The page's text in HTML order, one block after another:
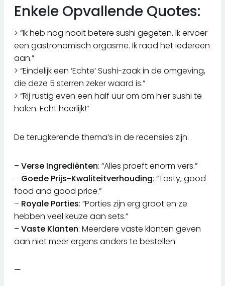
Enkele Opvallende Quotes:
> “Ik heb nog nooit betere sushi gegeten. Ik ervoer
een gastronomisch orgasme. Ik raad het iedereen
aan.”
> “Eindelijk een ‘Echte’ Sushi-zaak in de omgeving,
die deze 5 sterren zeker waard is.”
> “Rij rustig even een half uur om om hier sushi te
halen. Echt heerlijk!”
De terugkerende thema’s in de recensies zijn:
–Verse Ingrediënten: “Alles proeft enorm vers.”
– Goede Prijs-Kwaliteitverhouding: “Tasty, good
food and good price.”
– Royale Porties: “Porties zijn erg groot en ze
hebben veel keuze aan sets.”
–Vaste Klanten: Meerdere vaste klanten geven
aan niet meer ergens anders te bestellen.
—